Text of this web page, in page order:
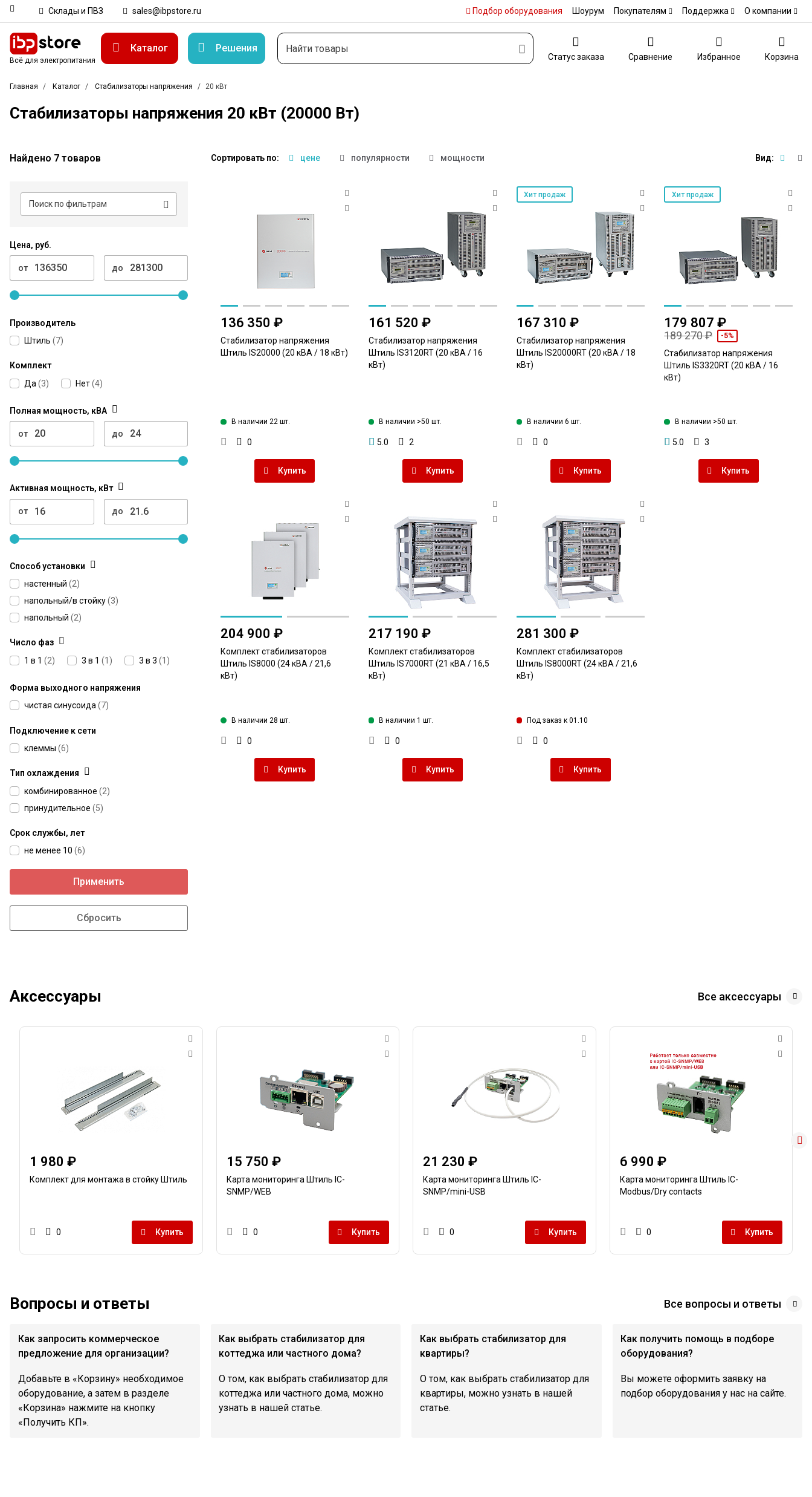
Склады и ПВЗ sales@ibpstore.ru Подбор оборудования Шоурум Покупателям Поддержка О компании
Всё для электропитания
Каталог Решения
Статус заказа Сравнение Избранное Корзина
Главная Каталог Стабилизаторы напряжения 20 кВт
Стабилизаторы напряжения 20 кВт (20000 Вт)
Найдено 7 товаров Сортировать по: цене популярности мощности Вид:
Цена, руб.
от до
Производитель
Штиль (7)
Комплект
Да (3) Нет(4)
Полная мощность, кВА
от до
Активная мощность, кВт
от до
Способ установки
настенный (2)
напольный/в стойку(3)
напольный (2)
Число фаз
1 в 1 (2) 3 в 1 (1 ) 3 в 3 (1 )
Форма выходного напряжения
чистая синусоида(7)
Подключение к сети
клеммы (6)
Тип охлаждения
комбинированное (2)
принудительное (5)
Срок службы, лет
не менее 10 (6)
Применить
136 350 ₽
Стабилизатор напряжения
Штиль IS20000 (20 кВА / 18 кВт)
В наличии 22 шт.
0
Купить
161 520 ₽
Стабилизатор напряжения
Штиль IS3120RT (20 кВА / 16
кВт)
В наличии >50 шт.
5.0 2
Купить
Хит продаж
167 310 ₽
Стабилизатор напряжения
Штиль IS20000RT (20 кВА / 18
кВт)
В наличии 6 шт.
0
Купить
Хит продаж
179 807 ₽
189 270 ₽ -5%
Стабилизатор напряжения
Штиль IS3320RT (20 кВА / 16
кВт)
В наличии >50 шт.
5.0 3
Купить
204 900 ₽
Комплект стабилизаторов
Штиль IS8000 (24 кВА / 21,6
кВт)
В наличии 28 шт.
0
Купить
217 190 ₽
Комплект стабилизаторов
Штиль IS7000RT (21 кВА / 16,5
кВт)
В наличии 1 шт.
0
Купить
281 300 ₽
Комплект стабилизаторов
Штиль IS8000RT (24 кВА / 21,6
кВт)
Под заказ к 01.10
0
Купить
Аксессуары Все аксессуары
1 980 ₽
Комплект для монтажа в стойку Штиль
0 Купить
15 750 ₽
Карта мониторинга Штиль IC-
SNMP/WEB
0 Купить
21 230 ₽
Карта мониторинга Штиль IC-
SNMP/mini-USB
0 Купить
6 990 ₽
Карта мониторинга Штиль IC-
Modbus/Dry contacts
0 Купить
Вопросы и ответы Все вопросы и ответы
Как запросить коммерческое
предложение для организации?
Добавьте в «Корзину» необходимое
оборудование, а затем в разделе
«Корзина» нажмите на кнопку
«Получить КП».
Как выбрать стабилизатор для
коттеджа или частного дома?
О том, как выбрать стабилизатор для
коттеджа или частного дома, можно
узнать в нашей статье.
Как выбрать стабилизатор для
квартиры?
О том, как выбрать стабилизатор для
квартиры, можно узнать в нашей
статье.
Как получить помощь в подборе
оборудования?
Вы можете оформить заявку на
подбор оборудования у нас на сайте.